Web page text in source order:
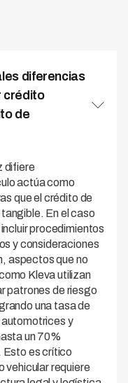
diferencias
crédito
de
difiere
actúa como
que el crédito de
En el caso
procedimientos
y consideraciones
aspectos que no
Kleva utilizan
patrones de riesgo
una tasa de
y
un 70%
es crítico
vehicular requiere